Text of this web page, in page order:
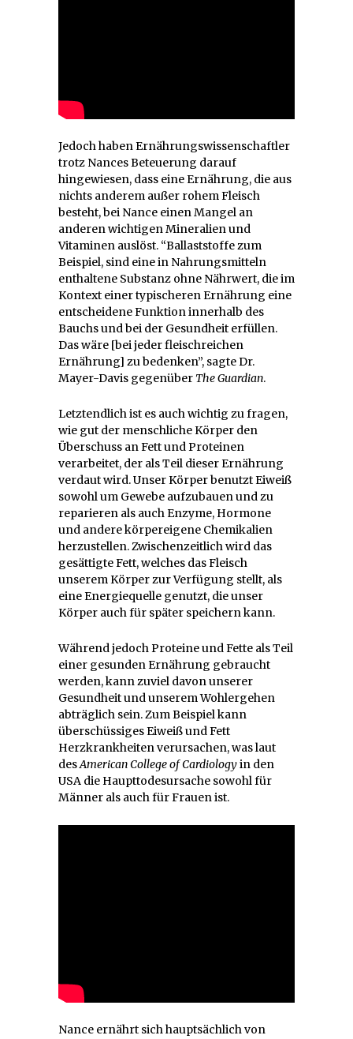
Jedoch haben Ernährungswissenschaftler
trotz Nances Beteuerung darauf
hingewiesen, dass eine Ernährung, die aus
nichts anderem außer rohem Fleisch
besteht, bei Nance einen Mangel an
anderen wichtigen Mineralien und
Vitaminen auslöst. “Ballaststoffe zum
Beispiel, sind eine in Nahrungsmitteln
enthaltene Substanz ohne Nährwert, die im
Kontext einer typischeren Ernährung eine
entscheidene Funktion innerhalb des
Bauchs und bei der Gesundheit erfüllen.
Das wäre [bei jeder fleischreichen
Ernährung] zu bedenken”, sagte Dr.
Mayer-Davis gegenüber The Guardian.
Letztendlich ist es auch wichtig zu fragen,
wie gut der menschliche Körper den
Überschuss an Fett und Proteinen
verarbeitet, der als Teil dieser Ernährung
verdaut wird. Unser Körper benutzt Eiweiß
sowohl um Gewebe aufzubauen und zu
reparieren als auch Enzyme, Hormone
und andere körpereigene Chemikalien
herzustellen. Zwischenzeitlich wird das
gesättigte Fett, welches das Fleisch
unserem Körper zur Verfügung stellt, als
eine Energiequelle genutzt, die unser
Körper auch für später speichern kann.
Während jedoch Proteine und Fette als Teil
einer gesunden Ernährung gebraucht
werden, kann zuviel davon unserer
Gesundheit und unserem Wohlergehen
abträglich sein. Zum Beispiel kann
überschüssiges Eiweiß und Fett
Herzkrankheiten verursachen, was laut
desAmerican College of Cardiologyin den
USA die Haupttodesursache sowohl für
Männer als auch für Frauen ist.
Nance ernährt sich hauptsächlich von